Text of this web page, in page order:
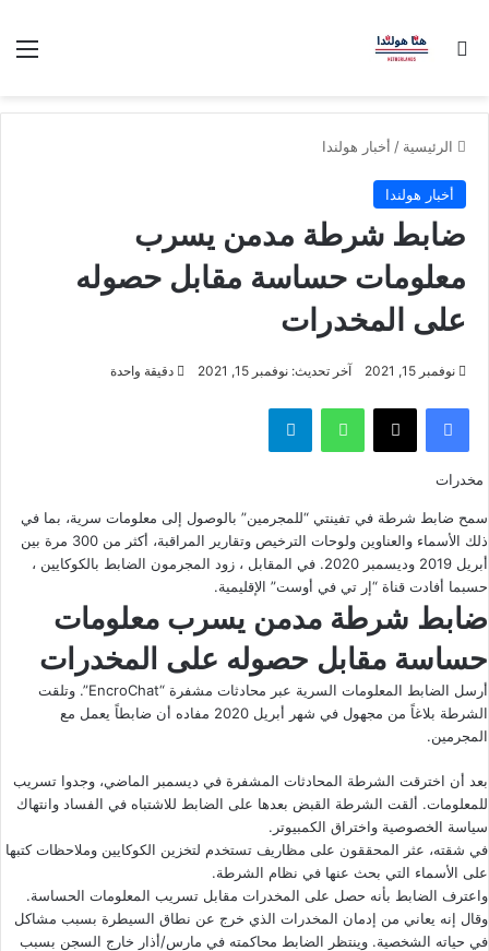
بحث عن
الرئيسية / أخبار هولندا
أخبار هولندا
ضابط شرطة مدمن يسرب
معلومات حساسة مقابل حصوله
على المخدرات
نوفمبر 15, 2021 آخر تحديث: نوفمبر 15, 2021 دقيقة واحدة
فيسبوك ‫X واتساب تيلقرام
مخدرات
سمح ضابط شرطة في تفينتي “للمجرمين” بالوصول إلى معلومات سرية، بما في
ذلك الأسماء والعناوين ولوحات الترخيص وتقارير المراقبة، أكثر من 300 مرة بين
أبريل 2019 وديسمبر 2020. في المقابل ، زود المجرمون الضابط بالكوكايين ،
حسبما أفادت قناة “إر تي في أوست” الإقليمية.
ضابط شرطة مدمن يسرب معلومات
حساسة مقابل حصوله على المخدرات
أرسل الضابط المعلومات السرية عبر محادثات مشفرة “EncroChat”. وتلقت
الشرطة بلاغاً من مجهول في شهر أبريل 2020 مفاده أن ضابطاً يعمل مع
المجرمين.
بعد أن اخترقت الشرطة المحادثات المشفرة في ديسمبر الماضي، وجدوا تسريب
للمعلومات. ألقت الشرطة القبض بعدها على الضابط للاشتباه في الفساد وانتهاك
سياسة الخصوصية واختراق الكمبيوتر.
في شقته، عثر المحققون على مظاريف تستخدم لتخزين الكوكايين وملاحظات كتبها
على الأسماء التي بحث عنها في نظام الشرطة.
واعترف الضابط بأنه حصل على المخدرات مقابل تسريب المعلومات الحساسة.
وقال إنه يعاني من إدمان المخدرات الذي خرج عن نطاق السيطرة بسبب مشاكل
في حياته الشخصية. وينتظر الضابط محاكمته في مارس/أذار خارج السجن بسبب